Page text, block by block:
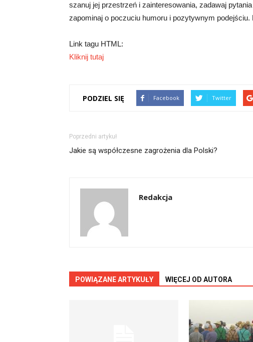
szanuj jej przestrzeń i zainteresowania, zadawaj
zapominaj o poczuciu humoru i pozytywnym podejściu.
Link tagu HTML:
Kliknij tutaj
PODZIEL SIĘ Facebook Twitter
Poprzedni artykuł
Jakie są współczesne zagrożenia dla Polski?
Redakcja
POWIĄZANE ARTYKUŁY WIĘCEJ OD AUTORA